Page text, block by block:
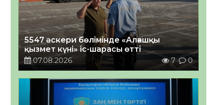
5547 әскери бөлімінде «Алғашқы
қызмет күні» іс-шарасы өтті
07.08.2026
7 0